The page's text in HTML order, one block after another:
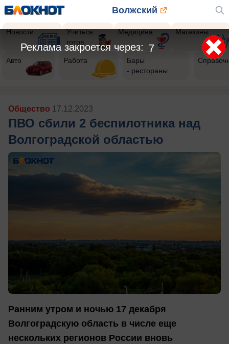
Волжский
Новости
Учиться
готов
Медицина Магазины
Авто Работа
Бары
- рестораны
Общество 17.12.2023
ПВО сбили 2 беспилотника над
Волгоградской областью
Ранним утром и ночью 17 декабря
Волгоградскую область в числе еще
нескольких регионов России вновь
5
Реклама закроется через: